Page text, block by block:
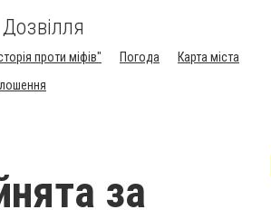
Дозвілля
проти міфів" Погода
Карта міста
за